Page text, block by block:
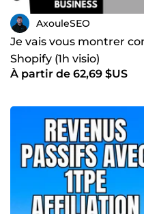
AxouleSEO
Je vais vous montrer
Shopify (1h visio)
À partir de 62,69 $US